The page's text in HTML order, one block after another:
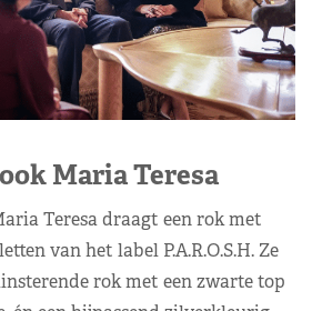
Maria Teresa
Teresa draagt een rok met
van het label P.A.R.O.S.H. Ze
rok met een zwarte top